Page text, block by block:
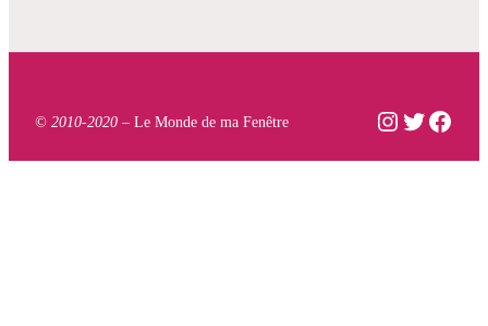
© 2010-2020 – Le Monde de ma Fenêtre Instagram
Twitter